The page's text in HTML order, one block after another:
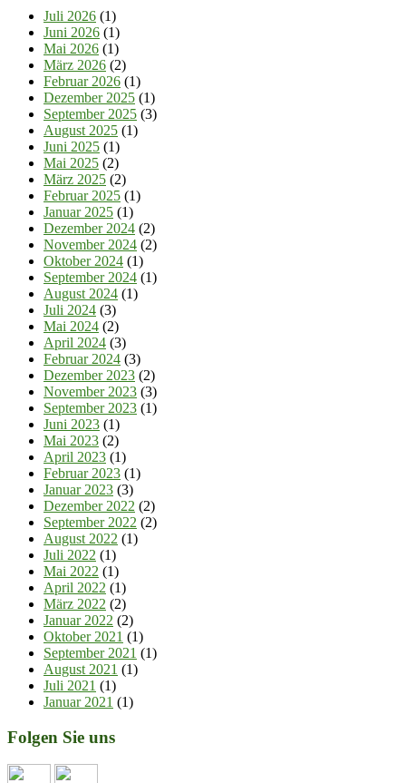
Juli 2026 (1)
Juni 2026 (1)
Mai 2026 (1)
März 2026 (2)
Februar 2026 (1)
Dezember 2025 (1)
September 2025 (3)
August 2025 (1)
Juni 2025 (1)
Mai 2025 (2)
März 2025 (2)
Februar 2025 (1)
Januar 2025 (1)
Dezember 2024 (2)
November 2024 (2)
Oktober 2024 (1)
September 2024 (1)
August 2024 (1)
Juli 2024 (3)
Mai 2024 (2)
April 2024 (3)
Februar 2024 (3)
Dezember 2023 (2)
November 2023 (3)
September 2023 (1)
Juni 2023 (1)
Mai 2023 (2)
April 2023 (1)
Februar 2023 (1)
Januar 2023 (3)
Dezember 2022 (2)
September 2022 (2)
August 2022 (1)
Juli 2022 (1)
Mai 2022 (1)
April 2022 (1)
März 2022 (2)
Januar 2022 (2)
Oktober 2021 (1)
September 2021 (1)
August 2021 (1)
Juli 2021 (1)
Januar 2021 (1)
Folgen Sie uns